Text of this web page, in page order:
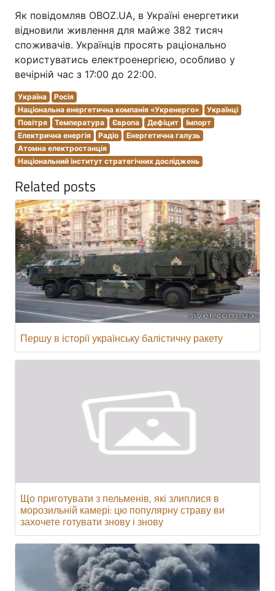
Як повідомляв OBOZ.UA, в Україні енергетики
відновили живлення для майже 382 тисяч
споживачів. Українців просять раціонально
користуватись електроенергією, особливо у
вечірній час з 17:00 до 22:00.
Україна
Росія
Національна енергетична компанія «Укренерго»
Українці
Повітря
Температура Європа Дефіцит
Імпорт
Електрична енергія
Радіо
Енергетична галузь
Атомна електростанція
Національний інститут стратегічних досліджень
Related posts
Першу в історії українську балістичну ракету
Що приготувати з пельменів, які злиплися в
морозильній камері: цю популярну страву ви
захочете готувати знову і знову